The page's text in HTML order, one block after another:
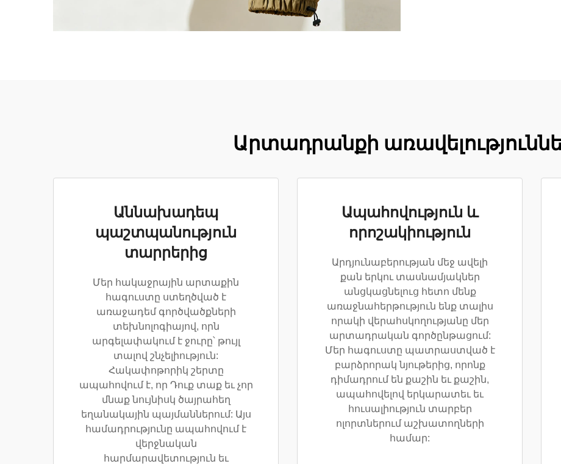
Արտադրանքի
Աննախադեպ
պաշտպանություն
տարրերից
Մեր հակաջրային արտաքին
հագուստը ստեղծված է
առաջադեմ գործվածքների
տեխնոլոգիայով, որն
արգելափակում է ջուրը՝ թույլ
տալով շնչելիություն:
Հակափոթորիկ շերտը
ապահովում է, որ Դուք տաք եւ չոր
մնաք նույնիսկ ծայրահեղ
եղանակային պայմաններում: Այս
համադրությունը ապահովում է
վերջնական
հարմարավետություն եւ
Ապահովություն և
որոշակիություն
Արդյունաբերության մեջ ավելի
քան երկու տասնամյակներ
անցկացնելուց հետո մենք
առաջնահերթություն ենք տալիս
որակի վերահսկողությանը մեր
արտադրական գործընթացում:
Մեր հագուստը պատրաստված է
բարձրորակ նյութերից, որոնք
դիմադրում են քաշին եւ քաշին,
ապահովելով երկարատեւ եւ
հուսալիություն տարբեր
ոլորտներում աշխատողների
համար: